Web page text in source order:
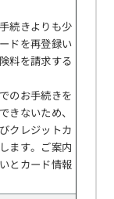
続きよりも少
ドを再登録い
料を請求する
のお手続きを
きないため、
クレジットカ
ます。ご案内
とカード情報